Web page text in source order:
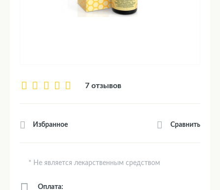
7 отзывов
Избранное Сравнить
* Не является лекарственным средством
Оплата: